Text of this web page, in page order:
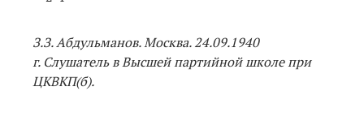
З.З. Абдульманов. Москва. 24.09.1940
г. Слушатель в Высшей партийной школе при
ЦКВКП(б).